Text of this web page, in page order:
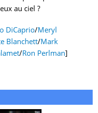
au ciel ?
DiCaprio/Meryl
Blanchett/Mark
/Ron Perlman]